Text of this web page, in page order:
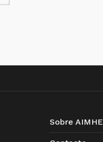
Sobre AIMHE